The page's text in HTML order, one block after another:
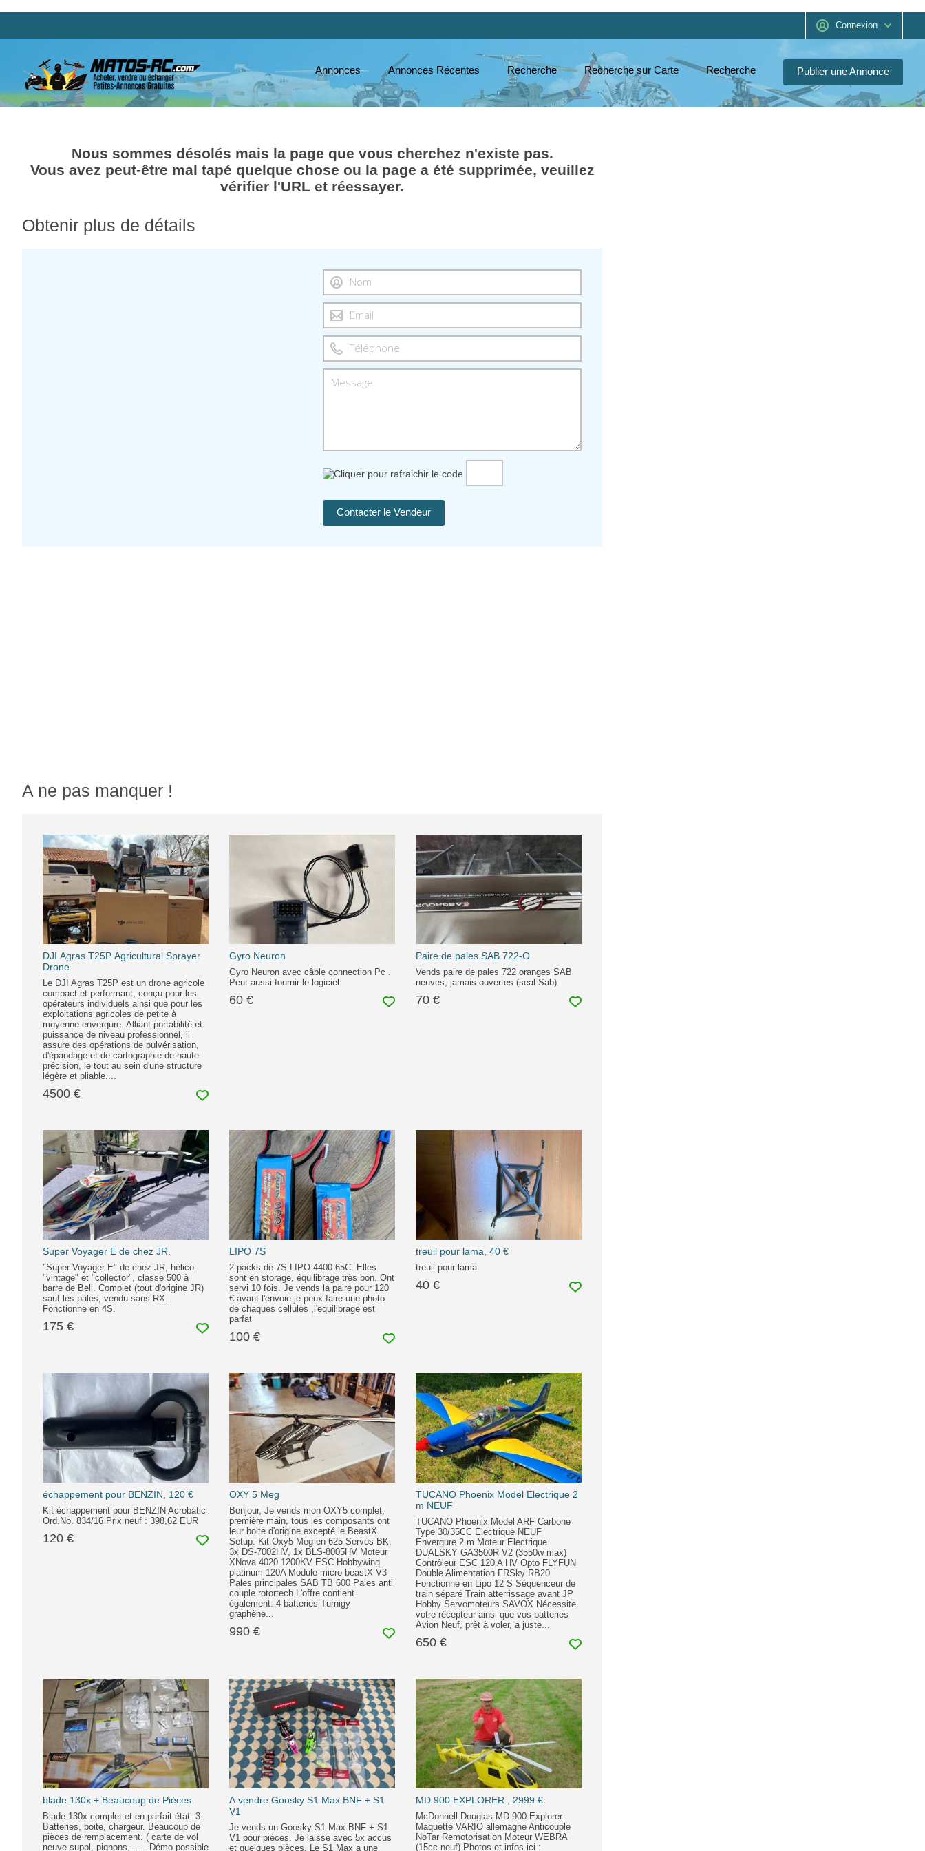
Connexion
Publier une Annonce
Annonces Annonces Récentes Recherche Recherche sur Carte Recherche
Nous sommes désolés mais la page que vous cherchez n'existe pas.
Vous avez peut-être mal tapé quelque chose ou la page a été supprimée, veuillez
vérifier l'URL et réessayer.
Obtenir plus de détails
A ne pas manquer !
DJI Agras T25P Agricultural Sprayer
Drone
Le DJI Agras T25P est un drone agricole
compact et performant, conçu pour les
opérateurs individuels ainsi que pour les
exploitations agricoles de petite à
moyenne envergure. Alliant portabilité et
puissance de niveau professionnel, il
assure des opérations de pulvérisation,
d'épandage et de cartographie de haute
précision, le tout au sein d'une structure
légère et pliable....
4500 €
Gyro Neuron
Gyro Neuron avec câble connection Pc .
Peut aussi fournir le logiciel.
60 €
Paire de pales SAB 722-O
Vends paire de pales 722 oranges SAB
neuves, jamais ouvertes (seal Sab)
70 €
Super Voyager E de chez JR.
"Super Voyager E" de chez JR, hélico
"vintage" et "collector", classe 500 à
barre de Bell. Complet (tout d'origine JR)
sauf les pales, vendu sans RX.
Fonctionne en 4S.
175 €
LIPO 7S
2 packs de 7S LIPO 4400 65C. Elles
sont en storage, équilibrage très bon. Ont
servi 10 fois. Je vends la paire pour 120
€.avant l'envoie je peux faire une photo
de chaques cellules ,l'equilibrage est
parfat
100 €
treuil pour lama, 40 €
treuil pour lama
40 €
échappement pour BENZIN, 120 €
Kit échappement pour BENZIN Acrobatic
Ord.No. 834/16 Prix neuf : 398,62 EUR
120 €
OXY 5 Meg
Bonjour, Je vends mon OXY5 complet,
première main, tous les composants ont
leur boite d'origine excepté le BeastX.
Setup: Kit Oxy5 Meg en 625 Servos BK,
3x DS-7002HV, 1x BLS-8005HV Moteur
XNova 4020 1200KV ESC Hobbywing
platinum 120A Module micro beastX V3
Pales principales SAB TB 600 Pales anti
couple rotortech L'offre contient
également: 4 batteries Turnigy
graphène...
990 €
TUCANO Phoenix Model Electrique 2
m NEUF
TUCANO Phoenix Model ARF Carbone
Type 30/35CC Electrique NEUF
Envergure 2 m Moteur Electrique
DUALSKY GA3500R V2 (3550w max)
Contrôleur ESC 120 A HV Opto FLYFUN
Double Alimentation FRSky RB20
Fonctionne en Lipo 12 S Séquenceur de
train séparé Train atterrissage avant JP
Hobby Servomoteurs SAVOX Nécessite
votre récepteur ainsi que vos batteries
Avion Neuf, prêt à voler, a juste...
650 €
blade 130x + Beaucoup de Pièces.
Blade 130x complet et en parfait état. 3
Batteries, boite, chargeur. Beaucoup de
pièces de remplacement. ( carte de vol
neuve suppl, pignons, ..... Démo possible
A vendre Goosky S1 Max BNF + S1
V1
Je vends un Goosky S1 Max BNF + S1
V1 pour pièces. Je laisse avec 5x accus
et quelques pièces. Le S1 Max a une
MD 900 EXPLORER , 2999 €
McDonnell Douglas MD 900 Explorer
Maquette VARIO allemagne Anticouple
NoTar Remotorisation Moteur WEBRA
(15cc neuf) Photos et infos ici :